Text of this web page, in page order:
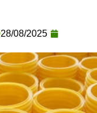
28/08/2025